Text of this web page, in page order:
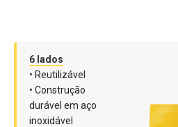
6 lados
• Reutilizável
• Construção
durável em aço
inoxidável